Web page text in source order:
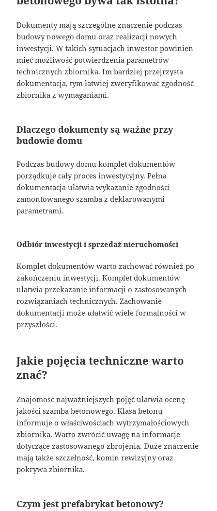
Dokumenty mają szczególne znaczenie podczas
budowy nowego domu oraz realizacji nowych
inwestycji. W takich sytuacjach inwestor powinien
mieć możliwość potwierdzenia parametrów
technicznych zbiornika. Im bardziej przejrzysta
dokumentacja, tym łatwiej zweryfikować zgodność
zbiornika z wymaganiami.
Dlaczego dokumenty są ważne przy
budowie domu
Podczas budowy domu komplet dokumentów
porządkuje cały proces inwestycyjny. Pełna
dokumentacja ułatwia wykazanie zgodności
zamontowanego szamba z deklarowanymi
parametrami.
Odbiór inwestycji i sprzedaż nieruchomości
Komplet dokumentów warto zachować również po
zakończeniu inwestycji. Komplet dokumentów
ułatwia przekazanie informacji o zastosowanych
rozwiązaniach technicznych. Zachowanie
dokumentacji może ułatwić wiele formalności w
przyszłości.
Jakie pojęcia techniczne warto
znać?
Znajomość najważniejszych pojęć ułatwia ocenę
jakości szamba betonowego. Klasa betonu
informuje o właściwościach wytrzymałościowych
zbiornika. Warto zwrócić uwagę na informacje
dotyczące zastosowanego zbrojenia. Duże znaczenie
mają także szczelność, komin rewizyjny oraz
pokrywa zbiornika.
Czym jest prefabrykat betonowy?